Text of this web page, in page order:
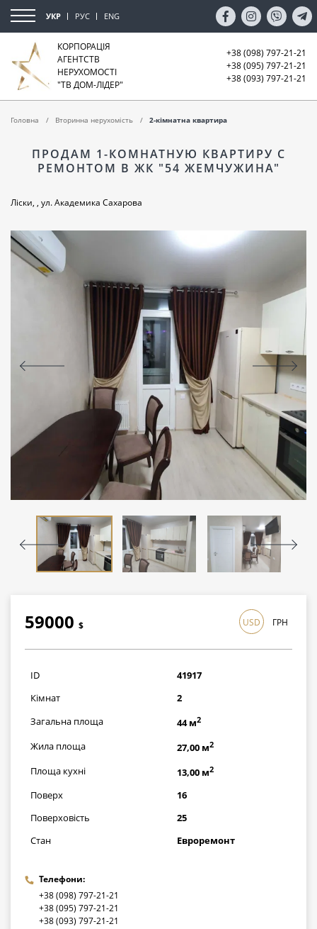
УКР РУС ENG
КОРПОРАЦІЯ
АГЕНТСТВ
НЕРУХОМОСТІ
"ТВ ДОМ-ЛІДЕР"
+38 (098) 797-21-21
+38 (095) 797-21-21
+38 (093) 797-21-21
Головна Вторинна нерухомість 2-кімнатна квартира
ПРОДАМ 1-КОМНАТНУЮ КВАРТИРУ С
РЕМОНТОМ В ЖК "54 ЖЕМЧУЖИНА"
Ліски, , ул. Академика Сахарова
59000 $
1711000грн
USD ГРН
ID
41917
Кімнат
2
Загальна площа
44 м2
Жила площа 27,00 м2
Площа кухні 13,00 м2
Поверх
16
Поверховість
25
Стан
Евроремонт
Телефони:
+38 (098) 797-21-21
+38 (095) 797-21-21
+38 (093) 797-21-21